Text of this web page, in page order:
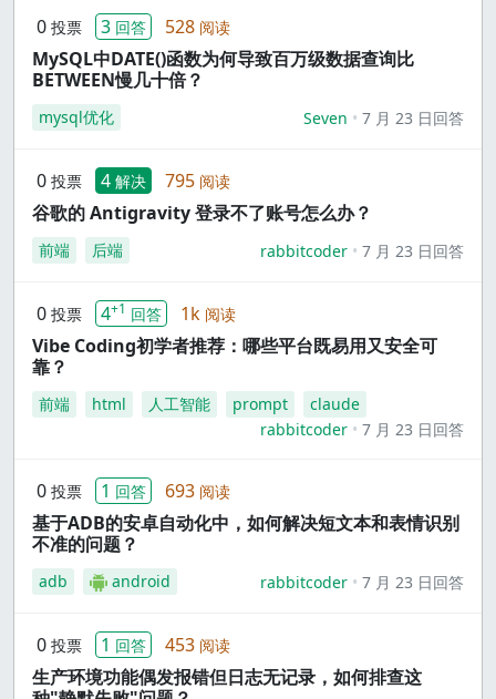
0 投票 3 回答 528 阅读
MySQL中DATE()函数为何导致百万级数据查询比
BETWEEN慢几十倍？
mysql优化 Seven 7 月 23 日回答
0 投票 4 解决 795 阅读
谷歌的 Antigravity 登录不了账号怎么办？
前端 后端 rabbitcoder 7 月 23 日回答
0 投票 4+1 回答 1k 阅读
Vibe Coding初学者推荐：哪些平台既易用又安全可
靠？
前端 html 人工智能 prompt
claude
rabbitcoder
7 月 23 日回答
0 投票 1 回答 693 阅读
基于ADB的安卓自动化中，如何解决短文本和表情识别
不准的问题？
adb android rabbitcoder 7 月 23 日回答
0 投票 1 回答 453 阅读
生产环境功能偶发报错但日志无记录，如何排查这